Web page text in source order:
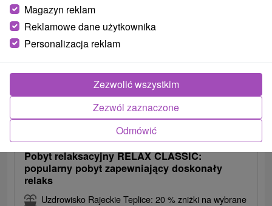
od679,19zł
Pobyt relaksacyjny RELAX CLASSIC:
popularny pobyt zapewniający doskonały
relaks
Uzdrowisko Rajeckie Teplice: 20 % zniżki na wybrane
Magazyn reklam
Reklamowe dane użytkownika
Personalizacja reklam
Odmówić
Zezwól zaznaczone
Zezwolić wszystkim